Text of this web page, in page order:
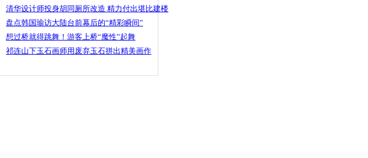
清华设计师投身胡同厕所改造 精力付出堪比建楼
盘点韩国瑜访大陆台前幕后的“精彩瞬间”
想过桥就得跳舞！游客上桥“魔性”起舞
祁连山下玉石画师用废弃玉石拼出精美画作